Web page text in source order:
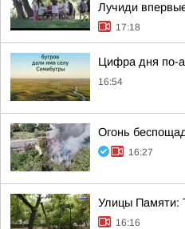
Лучиди
17:18
Цифра дня по-
16:54
Огонь
16:27
Улицы Памяти:
16:16